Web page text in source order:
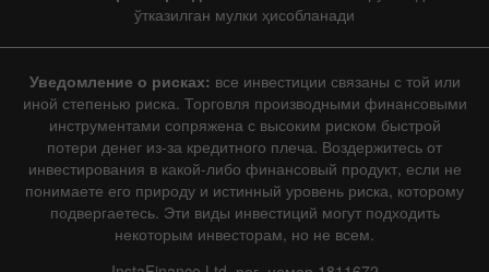
ўтказилган мулки ҳисобланади
Уведомление о рисках: все инвестиции связаны с той или
иной степенью риска. Торговля производными финансовыми
инструментами сопряжена с высоким риском быстрой
потери денег из-за кредитного плеча. Воздержитесь от
инвестирования в какой-либо финансовый продукт, если не
понимаете его природу и истинный уровень риска, которому
подвергаетесь. Эти виды инвестиций могут подходить
некоторым инвесторам, но не всем.